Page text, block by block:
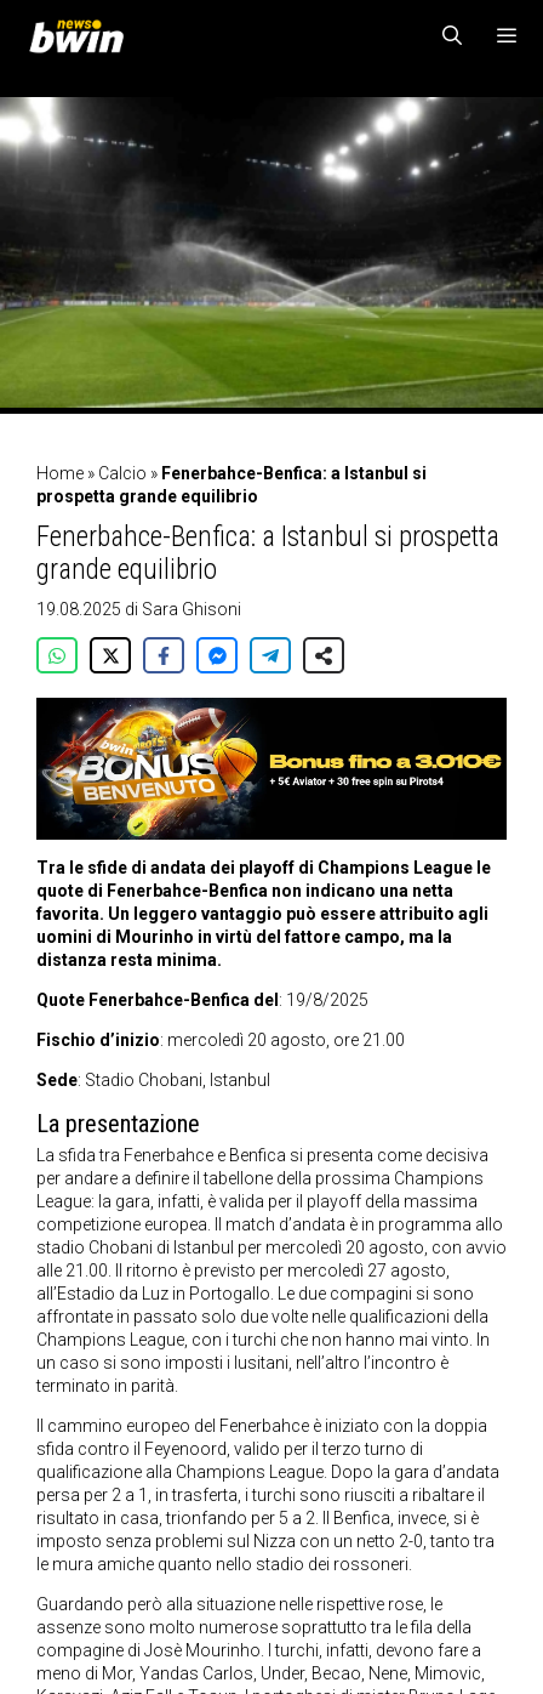
contenuto
Home » Calcio » Fenerbahce-Benfica: a Istanbul si
prospetta grande equilibrio
Fenerbahce-Benfica: a Istanbul si prospetta
grande equilibrio
19.08.2025 di Sara Ghisoni
Tra le sfide di andata dei playoff di Champions League le
quote di Fenerbahce-Benfica non indicano una netta
favorita. Un leggero vantaggio può essere attribuito agli
uomini di Mourinho in virtù del fattore campo, ma la
distanza resta minima.
Quote Fenerbahce-Benfica del : 19/8/2025
Fischio d’inizio: mercoledì 20 agosto, ore 21.00
Sede: Stadio Chobani, Istanbul
La presentazione
La sfida tra Fenerbahce e Benfica si presenta come decisiva
per andare a definire il tabellone della prossima Champions
League: la gara, infatti, è valida per il playoff della massima
competizione europea. Il match d’andata è in programma allo
stadio Chobani di Istanbul per mercoledì 20 agosto, con avvio
alle 21.00. Il ritorno è previsto per mercoledì 27 agosto,
all’Estadio da Luz in Portogallo. Le due compagini si sono
affrontate in passato solo due volte nelle qualificazioni della
Champions League, con i turchi che non hanno mai vinto. In
un caso si sono imposti i lusitani, nell’altro l’incontro è
terminato in parità.
Il cammino europeo del Fenerbahce è iniziato con la doppia
sfida contro il Feyenoord, valido per il terzo turno di
qualificazione alla Champions League. Dopo la gara d’andata
persa per 2 a 1, in trasferta, i turchi sono riusciti a ribaltare il
risultato in casa, trionfando per 5 a 2. Il Benfica, invece, si è
imposto senza problemi sul Nizza con un netto 2-0, tanto tra
le mura amiche quanto nello stadio dei rossoneri.
Guardando però alla situazione nelle rispettive rose, le
assenze sono molto numerose soprattutto tra le fila della
compagine di Josè Mourinho. I turchi, infatti, devono fare a
meno di Mor, Yandas Carlos, Under, Becao, Nene, Mimovic,